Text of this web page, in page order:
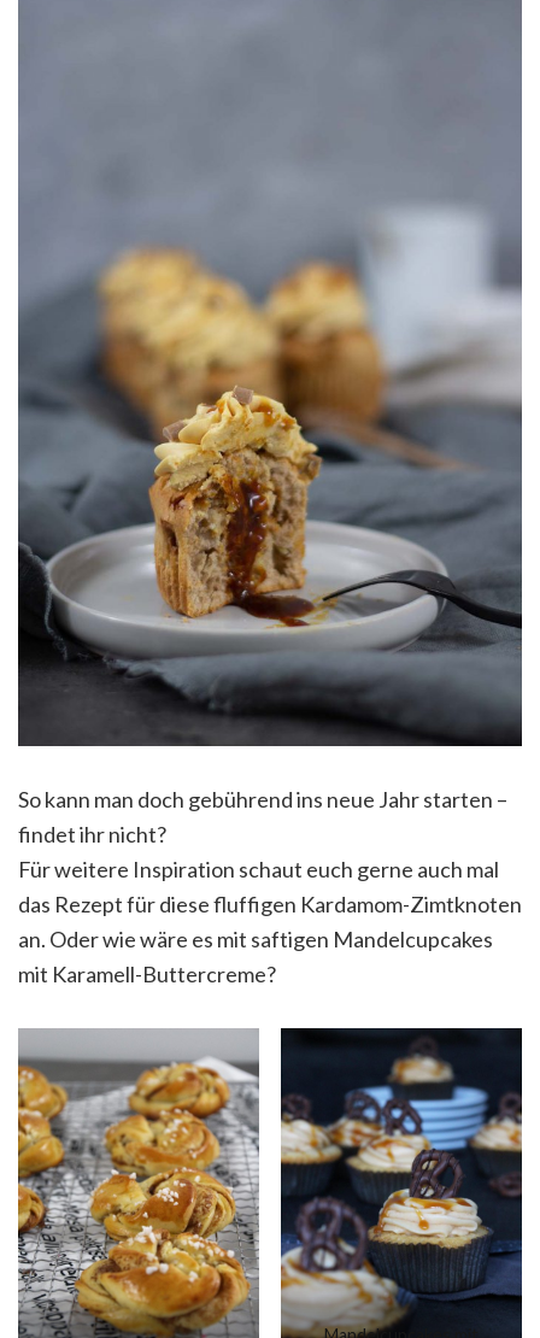
So kann man doch gebührend ins neue Jahr starten –
findet ihr nicht?
Für weitere Inspiration schaut euch gerne auch mal
das Rezept für diese fluffigen Kardamom-Zimtknoten
an. Oder wie wäre es mit saftigen Mandelcupcakes
mit Karamell-Buttercreme?